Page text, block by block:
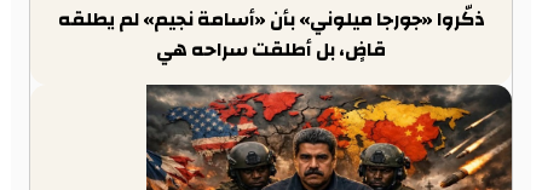
ذكّروا «جورجا ميلوني» بأن «أسامة نجيم» لم يطلقه
قاضٍ، بل أطلقت سراحه هي